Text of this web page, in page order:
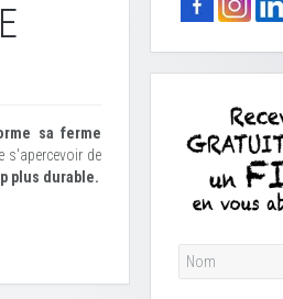
sa ferme
s'apercevoir de
plus durable.